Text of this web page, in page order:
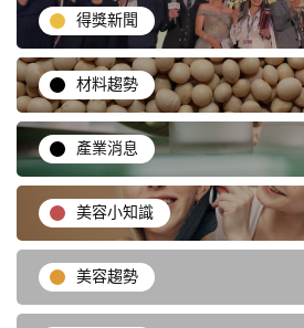
得獎新聞
材料趨勢
產業消息
美容小知識
美容趨勢